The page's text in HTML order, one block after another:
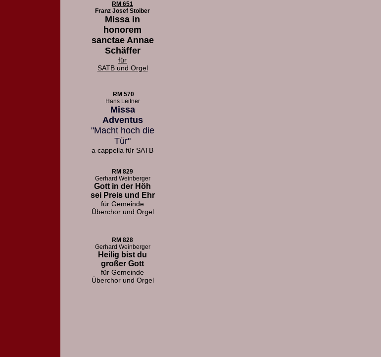
RM 651
Franz Josef Stoiber
Missa in
honorem
sanctae Annae
Schäffer
für
SATB und Orgel
RM 570
Hans Leitner
Missa
Adventus
"Macht hoch die
Tür"
a cappella für SATB
RM 829
Gerhard Weinberger
Gott in der Höh
sei Preis und Ehr
für Gemeinde
Überchor und Orgel
RM 828
Gerhard Weinberger
Heilig bist du
großer Gott
für Gemeinde
Überchor und Orgel